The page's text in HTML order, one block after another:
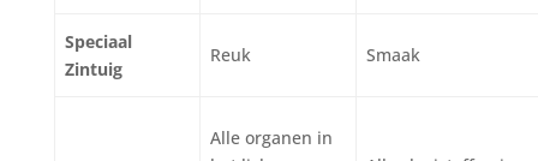
Speciaal
Zintuig
Reuk Smaak
Alle organen in